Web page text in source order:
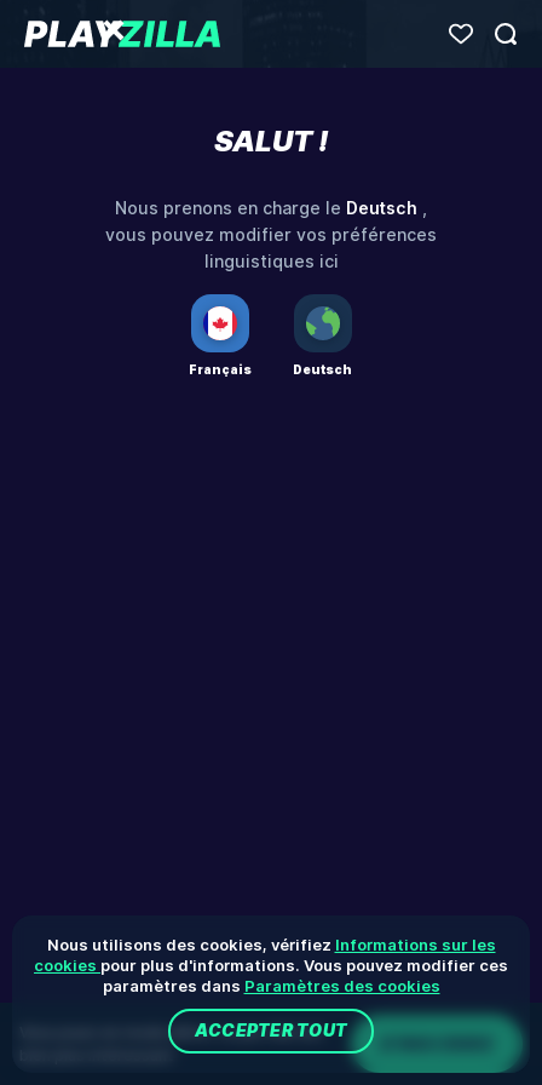
Vous jouez en mode démo. Le jeu réel est
Nous utilisons des cookies, vérifiez Informations sur les
cookies pour plus d'informations. Vous pouvez modifier ces
paramètres dans Paramètres des cookies
ACCEPTER TOUT
SALUT !
Nous prenons en charge le Deutsch
vous pouvez modifier vos préférences
linguistiques ici
Français Deutsch